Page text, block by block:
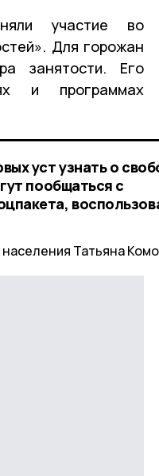
участие во
Для горожан
занятости. Его
и программах
уст узнать о
пообщаться с
Татьяна